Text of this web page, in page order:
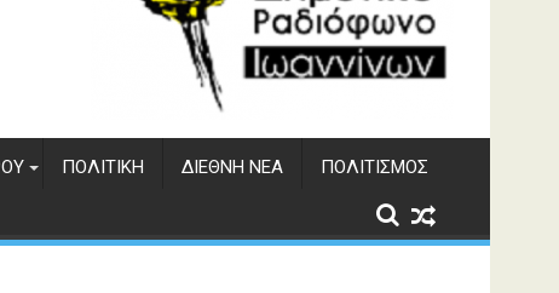
ΠΟΛΙΤΙΚΉ ΔΙΕΘΝΉ ΝΈΑ ΠΟΛΙΤΙΣΜΌΣ